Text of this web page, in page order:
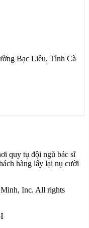
Bạc Liêu, Tỉnh Cà
quy tụ đội ngũ bác sĩ
hàng lấy lại nụ cười
Inc. All rights